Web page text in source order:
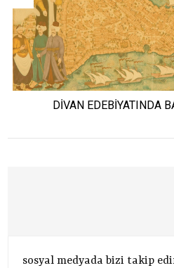
DİVAN EDEBİYATINDA
sosyal medyada bizi takip